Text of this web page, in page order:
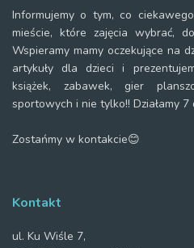
Informujemy o tym, co
mieście, które zajęcia wybrać,
Wspieramy mamy oczekujące na
artykuły dla dzieci i
książek, zabawek, gier
sportowych i nie tylko!! Działamy
Zostańmy w kontakcie😊
Kontakt
ul. Ku Wiśle 7,